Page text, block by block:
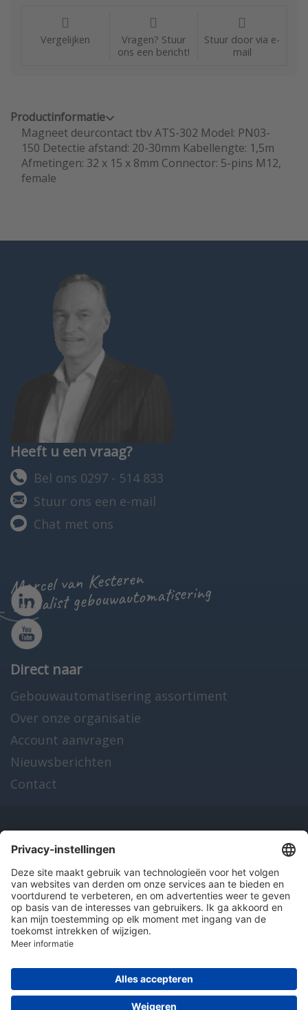
Vergelijken
Vragen? Stuur
ons een bericht!
Stuur door via e-
mail
Productinformatie
Magneet deurcontact tbv ATS-302 Model: PN03-
150 Detectie afstand: 20-30mm Kabellengte: 1,5m
Afmetingen: 32 x 15 x 8mm Connector: 5-pins M12,
female
Heeft u een vraag?
Bel ons 0297 - 514 833
Stuur ons een e-mail
Chat met ons
Marcel van Kesteren
specialist gebouwautomatisering
Direct naar
Gebouwautomatisering assortiment
Over onze organisatie
Account aanvragen
Nieuwsberichten
Contact
Onze producten
en diensten
Over Hitma
Algemene voorwaarden Disclaimer
Colofon
© 2026 Hitma B.V.